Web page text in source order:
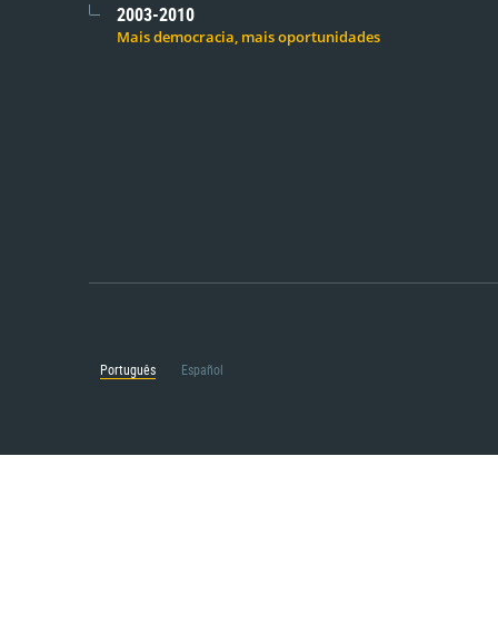
2003-2010
Mais democracia, mais oportunidades
Português Español